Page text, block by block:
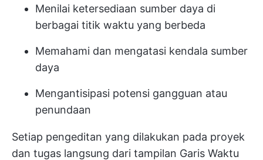
Menilai ketersediaan sumber daya di
berbagai titik waktu yang berbeda
Memahami dan mengatasi kendala sumber
daya
Mengantisipasi potensi gangguan atau
penundaan
Setiap pengeditan yang dilakukan pada proyek
dan tugas langsung dari tampilan Garis Waktu